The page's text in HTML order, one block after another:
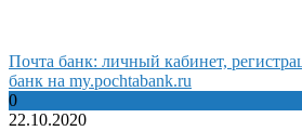
Почта банк: личный кабинет,
банк на my.pochtabank.ru
0
22.10.2020